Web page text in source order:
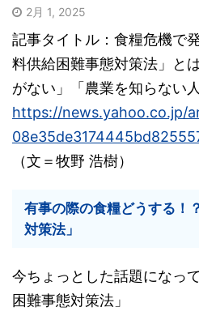
2月 1, 2025
記事タイトル：食糧危機で
料供給困難事態対策法」と
がない」「農業を知らない
https://news.yahoo.co.jp/
（文＝牧野 浩樹）
有事の際の食糧どうする！
対策法」
今ちょっとした話題になっ
困難事態対策法」